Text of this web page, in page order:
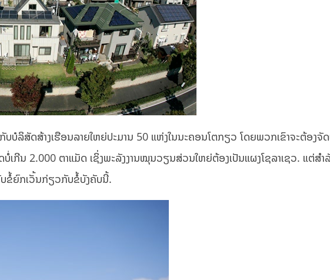
ບໍລິສັດສ້າງເຮືອນລາຍໃຫຍ່ປະມານ 50 ແຫ່ງໃນນະຄອນໂຕກຽວ ໂດຍພວກເຂົາຈະຕ້ອງຈັ
ກີນ 2.000 ຕາແມັດ ເຊິ່ງພະລັງງານໝຸນວຽນສ່ວນໃຫຍ່ຕ້ອງເປັນແຜງໂຊລາເຊວ. ແຕ່ສຳ
ຂໍ້ຍົກເວັ້ນກ່ຽວກັບຂໍ້ບັງຄັບນີ້.